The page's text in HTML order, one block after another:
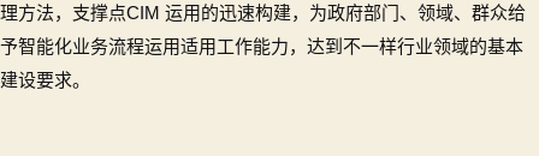
理方法，支撑点CIM 运用的迅速构建，为政府部门、领域、群众给
予智能化业务流程运用适用工作能力，达到不一样行业领域的基本
建设要求。